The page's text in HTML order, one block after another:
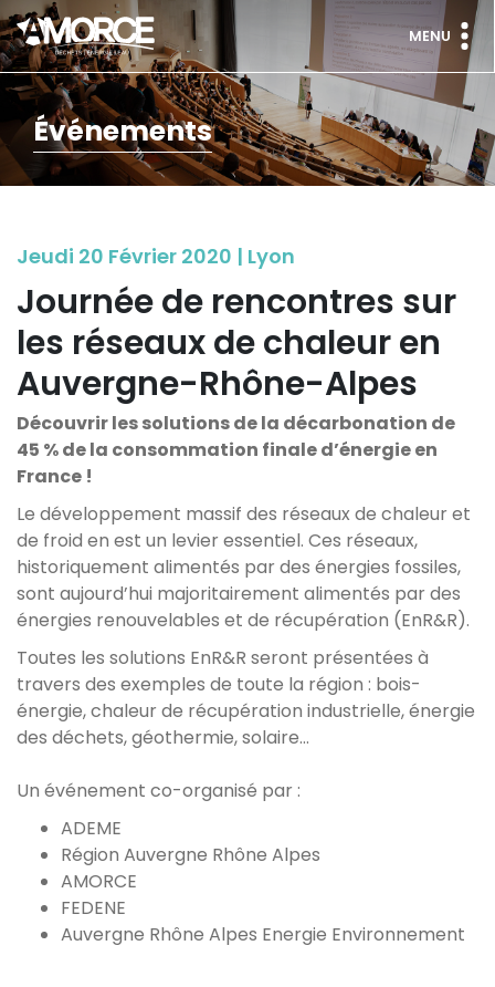
MENU
Événements
Jeudi 20 Février 2020 | Lyon
Journée de rencontres sur
les réseaux de chaleur en
Auvergne-Rhône-Alpes
Découvrir les solutions de la décarbonation de
45 % de la consommation finale d’énergie en
France !
Le développement massif des réseaux de chaleur et
de froid en est un levier essentiel. Ces réseaux,
historiquement alimentés par des énergies fossiles,
sont aujourd’hui majoritairement alimentés par des
énergies renouvelables et de récupération (EnR&R).
Toutes les solutions EnR&R seront présentées à
travers des exemples de toute la région : bois-
énergie, chaleur de récupération industrielle, énergie
des déchets, géothermie, solaire…
Un événement co-organisé par :
ADEME
Région Auvergne Rhône Alpes
AMORCE
FEDENE
Auvergne Rhône Alpes Energie Environnement